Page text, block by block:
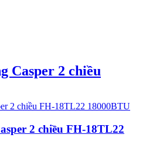
Casper 2 chiều
2 chiều FH-18TL22